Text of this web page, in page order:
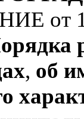
от
, об